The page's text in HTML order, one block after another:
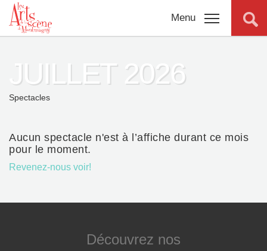
Menu
Programmation
Promotions
JUILLET 2026
Spectacles
Aucun spectacle n'est à l’affiche durant ce mois
pour le moment.
Revenez-nous voir!
Découvrez nos